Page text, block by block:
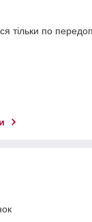
тільки по